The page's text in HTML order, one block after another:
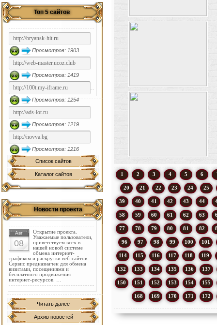
Топ 5 сайтов
Просмотров: 1903
Просмотров: 1419
Просмотров: 1254
Просмотров: 1219
Просмотров: 1216
Список сайтов
Каталог сайтов
Новости проекта
Авг
08
Открытие проекта.
Уважаемые пользователи,
приветствуем всех в
нашей новой системе
обмена интернет-
трафиком и раскрутки веб-сайтов.
Сервис предназначен для обмена
визитами, посещениями и
бесплатного продвижения
интернет-ресурсов. …
Читать далее
Архив новостей
1 2 3 4 5 6
20 21 22 23 24 25
39 40 41 42 43 44
58 59 60 61 62 63
77 78 79 80 81 82
96 97 98 99 100 101
114 115 116 117 118 119
132 133 134 135 136 137
150 151 152 153 154 155
168 169 170 171 172